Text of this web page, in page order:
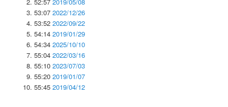
53:07 2022/12/26
53:52 2022/09/22
54:14 2019/01/29
54:34 2025/10/10
55:04 2022/03/16
55:10 2023/07/03
55:20 2019/01/07
55:45 2019/04/12